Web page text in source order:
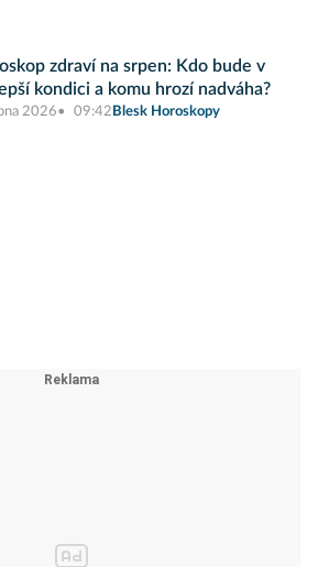
zdraví na srpen: Kdo bude v
kondici a komu hrozí nadváha?
2026 09:42 Blesk Horoskopy